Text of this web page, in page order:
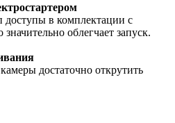
в комплектации с
значительно облегчает запуск.
достаточно открутить